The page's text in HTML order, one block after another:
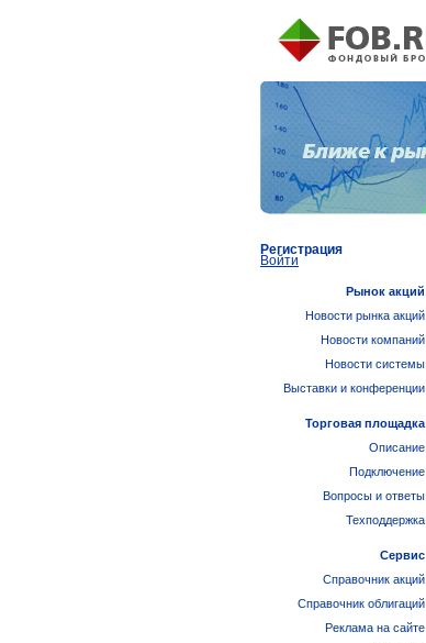
Регистрация
Войти
Рынок акций
Новости рынка акций
Новости компаний
Новости системы
Выставки и конференции
Торговая площадка
Описание
Подключение
Вопросы и ответы
Техподдержка
Сервис
Справочник акций
Справочник облигаций
Реклама на сайте